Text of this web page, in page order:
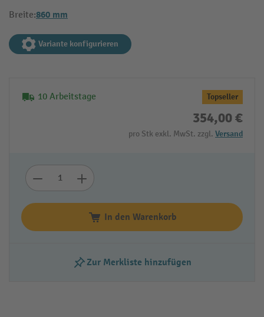
Breite:860 mm
Variante konfigurieren
10 Arbeitstage Topseller
354,00 €
pro Stk exkl. MwSt. zzgl. Versand
In den Warenkorb
Zur Merkliste hinzufügen